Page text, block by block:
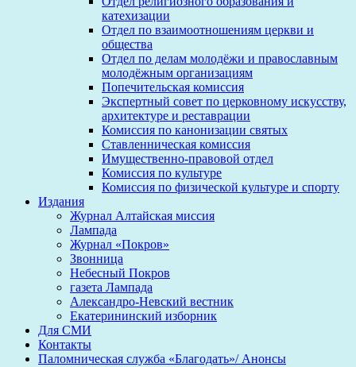
катехизации
Отдел по взаимоотношениям церкви и
общества
Отдел по делам молодёжи и православным
молодёжным организациям
Попечительская комиссия
Экспертный совет по церковному искусству,
архитектуре и реставрации
Комиссия по канонизации святых
Ставленническая комиссия
Имущественно-правовой отдел
Комиссия по культуре
Комиссия по физической культуре и спорту
Издания
Журнал Алтайская миссия
Лампада
Журнал «Покров»
Звонница
Небесный Покров
газета Лампада
Александро-Невский вестник
Екатерининский изборник
Для СМИ
Контакты
Паломническая служба «Благодать»/ Анонсы